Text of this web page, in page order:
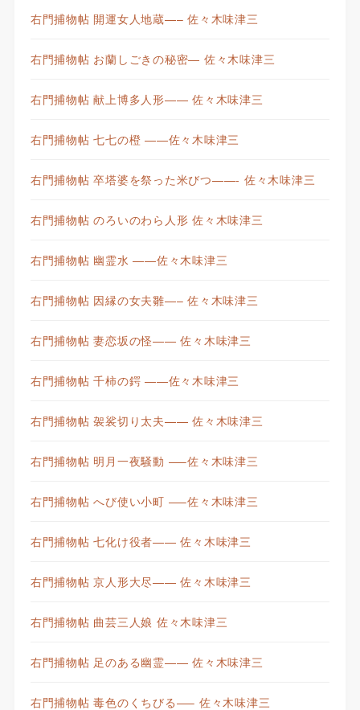
右門捕物帖 開運女人地蔵—– 佐々木味津三
右門捕物帖 お蘭しごきの秘密— 佐々木味津三
右門捕物帖 献上博多人形—— 佐々木味津三
右門捕物帖 七七の橙 ——佐々木味津三
右門捕物帖 卒塔婆を祭った米びつ——- 佐々木味津三
右門捕物帖 のろいのわら人形 佐々木味津三
右門捕物帖 幽霊水 ——佐々木味津三
右門捕物帖 因縁の女夫雛—– 佐々木味津三
右門捕物帖 妻恋坂の怪—— 佐々木味津三
右門捕物帖 千柿の鍔 ——佐々木味津三
右門捕物帖 袈裟切り太夫—— 佐々木味津三
右門捕物帖 明月一夜騒動 —–佐々木味津三
右門捕物帖 へび使い小町 —–佐々木味津三
右門捕物帖 七化け役者—— 佐々木味津三
右門捕物帖 京人形大尽—— 佐々木味津三
右門捕物帖 曲芸三人娘 佐々木味津三
右門捕物帖 足のある幽霊—— 佐々木味津三
右門捕物帖 毒色のくちびる—– 佐々木味津三